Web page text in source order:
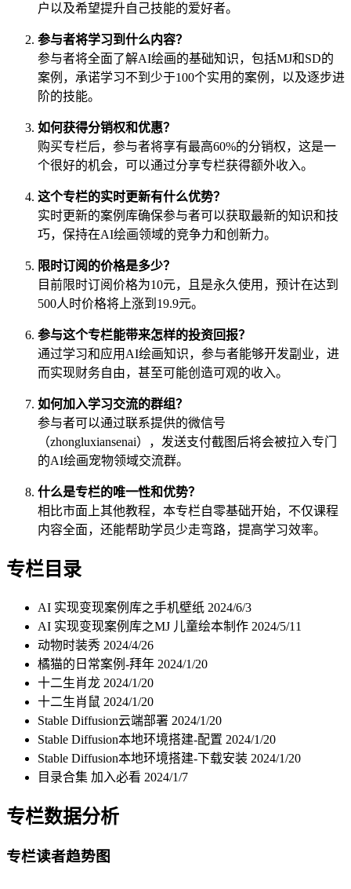
户以及希望提升自己技能的爱好者。
参与者将学习到什么内容？
参与者将全面了解AI绘画的基础知识，包括MJ和SD的
案例，承诺学习不到少于100个实用的案例，以及逐步进
阶的技能。
如何获得分销权和优惠？
购买专栏后，参与者将享有最高60%的分销权，这是一
个很好的机会，可以通过分享专栏获得额外收入。
这个专栏的实时更新有什么优势？
实时更新的案例库确保参与者可以获取最新的知识和技
巧，保持在AI绘画领域的竞争力和创新力。
限时订阅的价格是多少？
目前限时订阅价格为10元，且是永久使用，预计在达到
500人时价格将上涨到19.9元。
参与这个专栏能带来怎样的投资回报？
通过学习和应用AI绘画知识，参与者能够开发副业，进
而实现财务自由，甚至可能创造可观的收入。
如何加入学习交流的群组？
参与者可以通过联系提供的微信号
（zhongluxiansenai），发送支付截图后将会被拉入专门
的AI绘画宠物领域交流群。
什么是专栏的唯一性和优势？
相比市面上其他教程，本专栏自零基础开始，不仅课程
内容全面，还能帮助学员少走弯路，提高学习效率。
专栏目录
AI 实现变现案例库之手机壁纸 2024/6/3
AI 实现变现案例库之MJ 儿童绘本制作 2024/5/11
动物时装秀 2024/4/26
橘猫的日常案例-拜年 2024/1/20
十二生肖龙 2024/1/20
十二生肖鼠 2024/1/20
Stable Diffusion云端部署 2024/1/20
Stable Diffusion本地环境搭建-配置 2024/1/20
Stable Diffusion本地环境搭建-下载安装 2024/1/20
目录合集 加入必看 2024/1/7
专栏数据分析
专栏读者趋势图